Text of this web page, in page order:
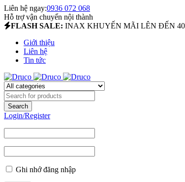
Liên hệ ngay:0936 072 068
Hỗ trợ vận chuyển nội thành
FLASH SALE: INAX KHUYẾN MÃI LÊN ĐẾN
Giới thiệu
Liên hệ
Tin tức
Login/Register
Ghi nhớ đăng nhập